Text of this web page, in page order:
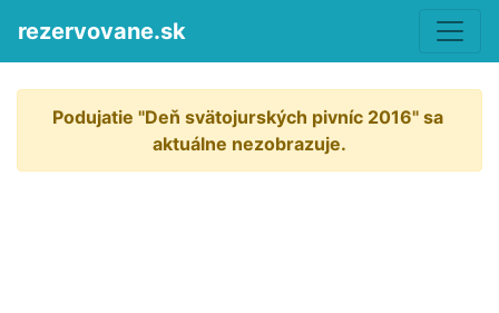
rezervovane.sk
Podujatie "Deň svätojurských pivníc 2016" sa
aktuálne nezobrazuje.